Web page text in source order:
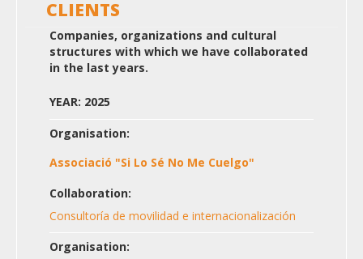
CLIENTS
Companies, organizations and cultural
structures with which we have collaborated
in the last years.
YEAR: 2025
Organisation:
Associació "Si Lo Sé No Me Cuelgo"
Collaboration:
Consultoría de movilidad e internacionalización
Organisation: